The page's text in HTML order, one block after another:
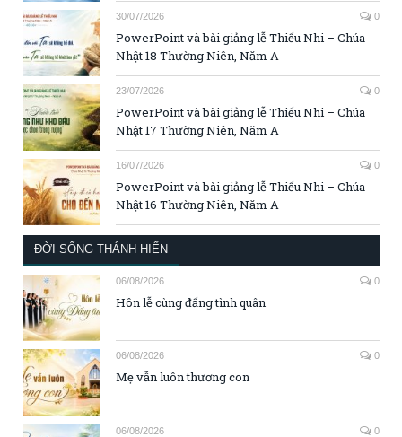
30/07/2026 0
PowerPoint và bài giảng lễ Thiếu Nhi – Chúa
Nhật 18 Thường Niên, Năm A
23/07/2026 0
PowerPoint và bài giảng lễ Thiếu Nhi – Chúa
Nhật 17 Thường Niên, Năm A
16/07/2026 0
PowerPoint và bài giảng lễ Thiếu Nhi – Chúa
Nhật 16 Thường Niên, Năm A
ĐỜI SỐNG THÁNH HIẾN
06/08/2026 0
Hôn lễ cùng đấng tình quân
06/08/2026 0
Mẹ vẫn luôn thương con
06/08/2026 0